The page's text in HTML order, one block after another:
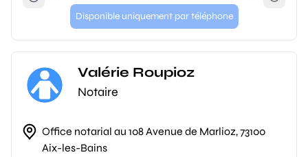
Disponible uniquement par téléphone
Valérie Roupioz
Notaire
Office notarial au 108 Avenue de Marlioz, 73100
Aix-les-Bains